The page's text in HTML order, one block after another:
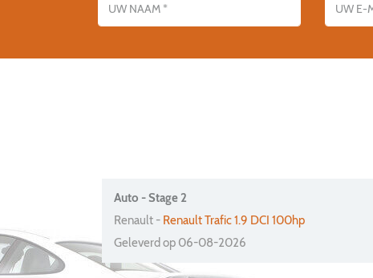
Auto - Stage 2
Renault - Renault Trafic 1.9 DCI 100hp
Geleverd op 06-08-2026